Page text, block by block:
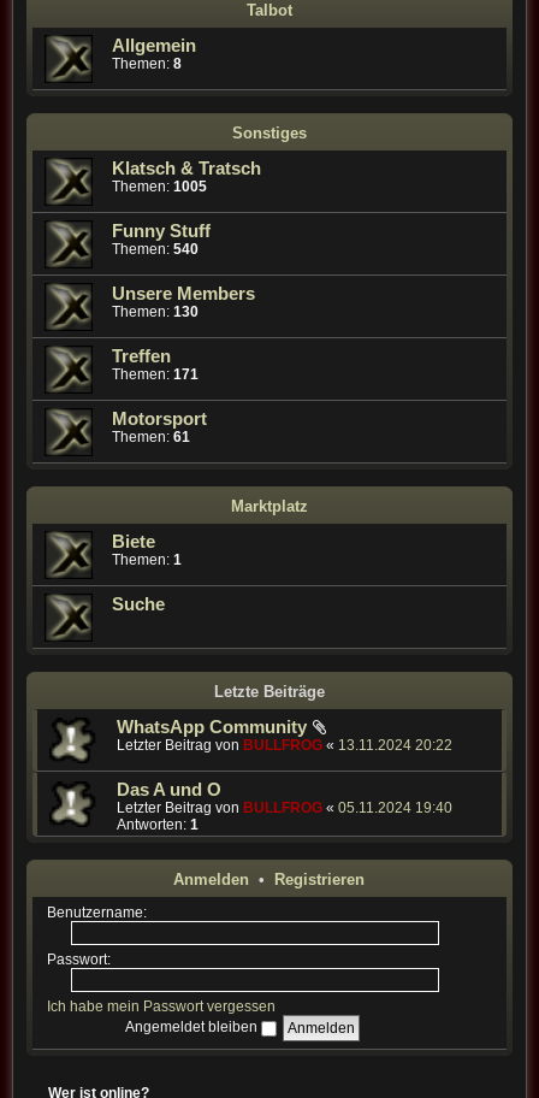
Talbot
Allgemein
Themen: 8
Sonstiges
Klatsch & Tratsch
Themen: 1005
Funny Stuff
Themen: 540
Unsere Members
Themen: 130
Treffen
Themen: 171
Motorsport
Themen: 61
Marktplatz
Biete
Themen: 1
Suche
Letzte Beiträge
WhatsApp Community
Letzter Beitrag von BULLFROG« 13.11.2024 20:22
Das A und O
Letzter Beitrag von BULLFROG« 05.11.2024 19:40
Antworten: 1
Anmelden • Registrieren
Benutzername:
Passwort:
Ich habe mein Passwort vergessen
Angemeldet bleiben
Wer ist online?